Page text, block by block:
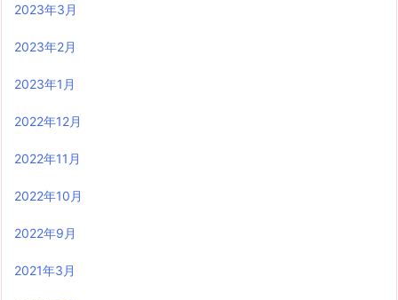
2023年3月
2023年2月
2023年1月
2022年12月
2022年11月
2022年10月
2022年9月
2021年3月